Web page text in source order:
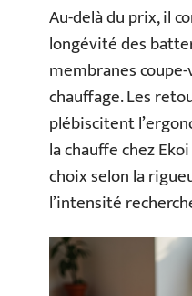
Au-delà du prix, il
longévité des
membranes
chauffage. Les
plébiscitent
la chauffe chez
choix selon la
l’intensité